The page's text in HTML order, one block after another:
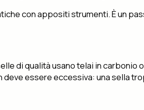
con appositi strumenti. È un
di qualità usano telai in
essere eccessiva: una sella